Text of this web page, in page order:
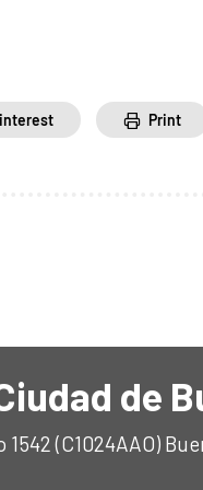
Print
de
(C1024AAO)